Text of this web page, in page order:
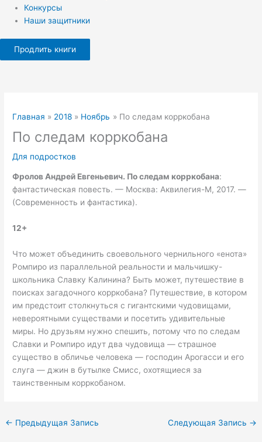
Конкурсы
Наши защитники
Продлить книги
Главная 2018 Ноябрь По следам корркобана
По следам корркобана
Для подростков
Фролов Андрей Евгеньевич. По следам корркобана:
фантастическая повесть. — Москва: Аквилегия-М, 2017. —
(Современность и фантастика).
12+
Что может объединить своевольного чернильного «енота»
Ромпиро из параллельной реальности и мальчишку-
школьника Славку Калинина? Быть может, путешествие в
поисках загадочного корркобана? Путешествие, в котором
им предстоит столкнуться с гигантскими чудовищами,
невероятными существами и посетить удивительные
миры. Но друзьям нужно спешить, потому что по следам
Славки и Ромпиро идут два чудовища — страшное
существо в обличье человека — господин Арогасси и его
слуга — джин в бутылке Смисс, охотящиеся за
таинственным корркобаном.
← Предыдущая Запись Следующая Запись →